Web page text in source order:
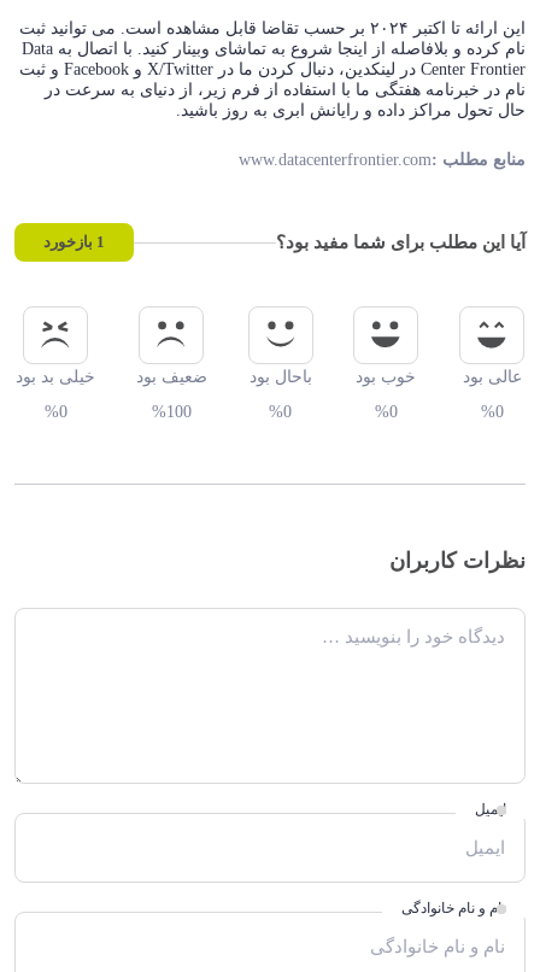
این ارائه تا اکتبر ۲۰۲۴ بر حسب تقاضا قابل مشاهده است. می توانید ثبت
نام کرده و بلافاصله از اینجا شروع به تماشای وبینار کنید. با اتصال به Data
Center Frontier در لینکدین، دنبال کردن ما در X/Twitter و Facebook و ثبت
نام در خبرنامه هفتگی ما با استفاده از فرم زیر، از دنیای به سرعت در
حال تحول مراکز داده و رایانش ابری به روز باشید.
منابع مطلب :www.datacenterfrontier.com
آیا این مطلب برای شما مفید بود؟ 1 بازخورد
عالی بود
%0
خوب بود
%0
باحال بود
%0
ضعیف بود
%100
خیلی بد بود
%0
نظرات کاربران
دیدگاه خود را بنویسید
ایمیل
نام و نام خانوادگی